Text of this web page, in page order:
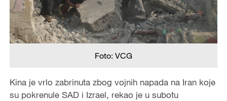
Foto: VCG
Kina je vrlo zabrinuta zbog vojnih napada na Iran koje
su pokrenule SAD i Izrael, rekao je u subotu